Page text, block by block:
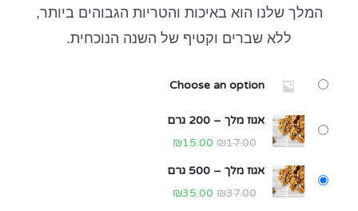
המלך שלנו הוא באיכות והטריות הגבוהים ביותר,
ללא שברים וקטיף של השנה הנוכחית.
Choose an option
אגוז מלך – 200 גרם
₪17.00
₪15.00
אגוז מלך – 500 גרם
₪37.00
₪35.00